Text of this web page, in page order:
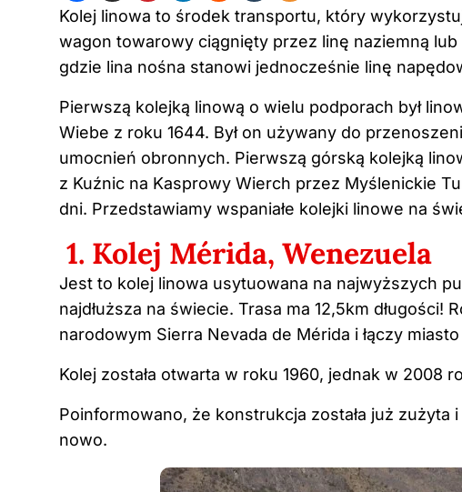
Kolej linowa to środek transportu, który
wagon towarowy ciągnięty przez linę naziemną
gdzie lina nośna stanowi jednocześnie linę
Pierwszą kolejką linową o wielu podporach był
Wiebe z roku 1644. Był on używany do
umocnień obronnych. Pierwszą górską kolejką
z Kuźnic na Kasprowy Wierch przez Myślenickie
dni. Przedstawiamy wspaniałe kolejki linowe na
1. Kolej Mérida, Wenezuela
Jest to kolej linowa usytuowana na najwyższych
najdłuższa na świecie. Trasa ma 12,5km długości!
narodowym Sierra Nevada de Mérida i łączy
Kolej została otwarta w roku 1960, jednak w 2008
Poinformowano, że konstrukcja została już
nowo.